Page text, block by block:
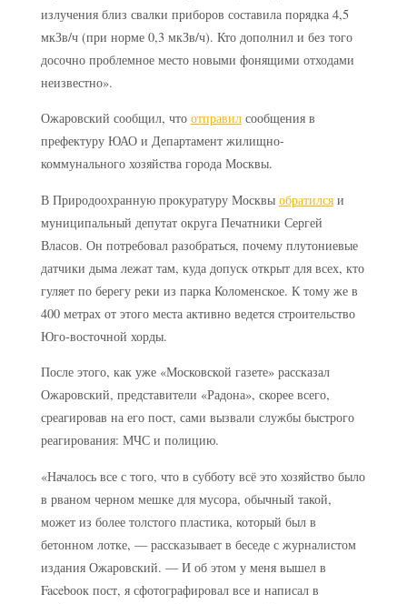
излучения близ свалки приборов составила порядка 4,5
мкЗв/ч (при норме 0,3 мкЗв/ч). Кто дополнил и без того
досочно проблемное место новыми фонящими отходами
неизвестно».
Ожаровский сообщил, что отправилсообщения в
префектуру ЮАО и Департамент жилищно-
коммунального хозяйства города Москвы.
В Природоохранную прокуратуру Москвы обратилсяи
муниципальный депутат округа Печатники Сергей
Власов. Он потребовал разобраться, почему плутониевые
датчики дыма лежат там, куда допуск открыт для всех, кто
гуляет по берегу реки из парка Коломенское. К тому же в
400 метрах от этого места активно ведется строительство
Юго-восточной хорды.
После этого, как уже «Московской газете» рассказал
Ожаровский, представители «Радона», скорее всего,
среагировав на его пост, сами вызвали службы быстрого
реагирования: МЧС и полицию.
«Началось все с того, что в субботу всё это хозяйство было
в рваном черном мешке для мусора, обычный такой,
может из более толстого пластика, который был в
бетонном лотке, — рассказывает в беседе с журналистом
издания Ожаровский. — И об этом у меня вышел в
Facebоок пост, я сфотографировал все и написал в